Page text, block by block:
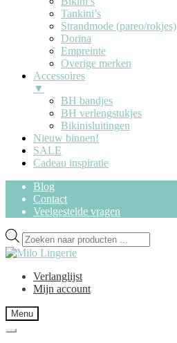
Tankini’s
Strandmode (pareo/rokjes)
Dorina
Empreinte
Overige merken
Accessoires
▼
BH bandjes
BH verlengstukjes
Bikinisluitingen
Nieuw binnen!
SALE
Cadeau inspiratie
Blog
Contact
Veelgestelde vragen
Ga
door
naar
navigatie
Ga
naar
de
inhoud
Producten
zoeken
Verlanglijst
Mijn account
Menu